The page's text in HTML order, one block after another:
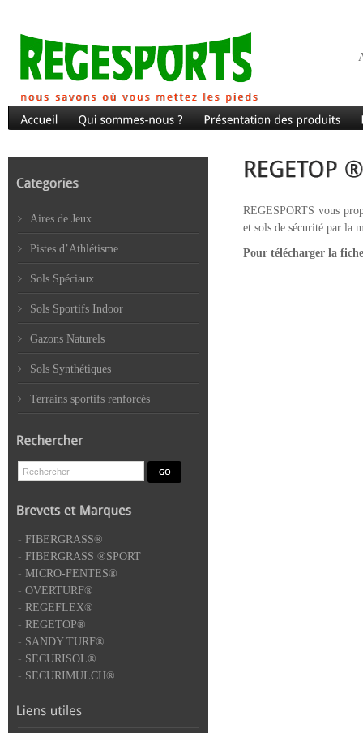
REGESPORTS vous
et sols de sécurité par la
Pour télécharger la
Aires de Jeux
Pistes d’Athlétisme
Sols Spéciaux
Sols Sportifs Indoor
Gazons Naturels
Sols Synthétiques
Terrains sportifs renforcés
- FIBERGRASS®
- FIBERGRASS ®SPORT
- MICRO-FENTES®
- OVERTURF®
- REGEFLEX®
- REGETOP®
- SANDY TURF®
- SECURISOL®
- SECURIMULCH®